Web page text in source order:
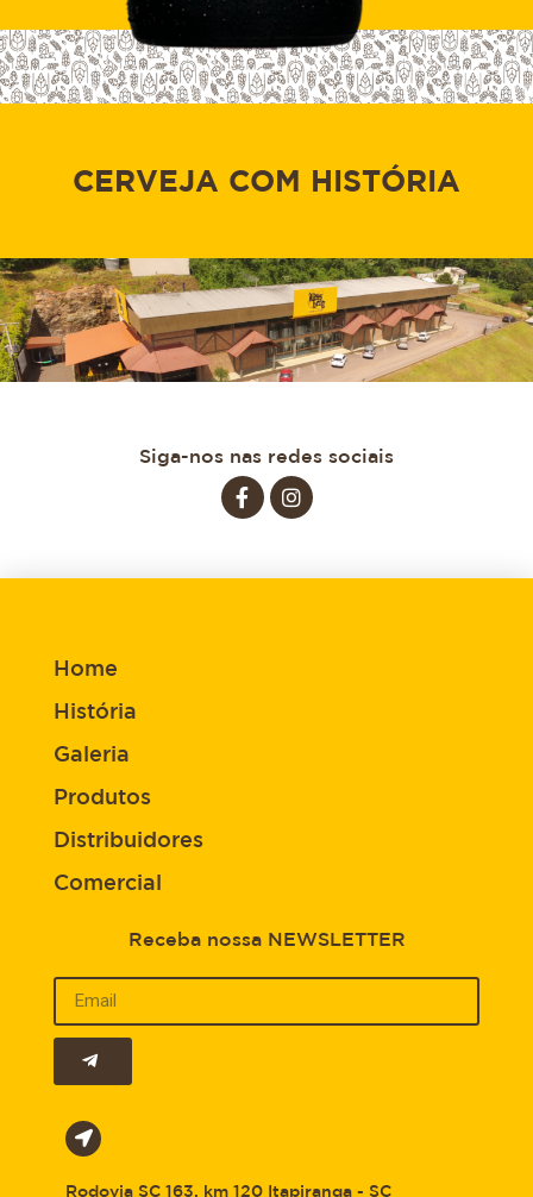
CERVEJA COM HISTÓRIA
Siga-nos nas redes sociais
Home
História
Galeria
Produtos
Distribuidores
Comercial
Receba nossa NEWSLETTER
Rodovia SC 163, km 120 Itapiranga - SC